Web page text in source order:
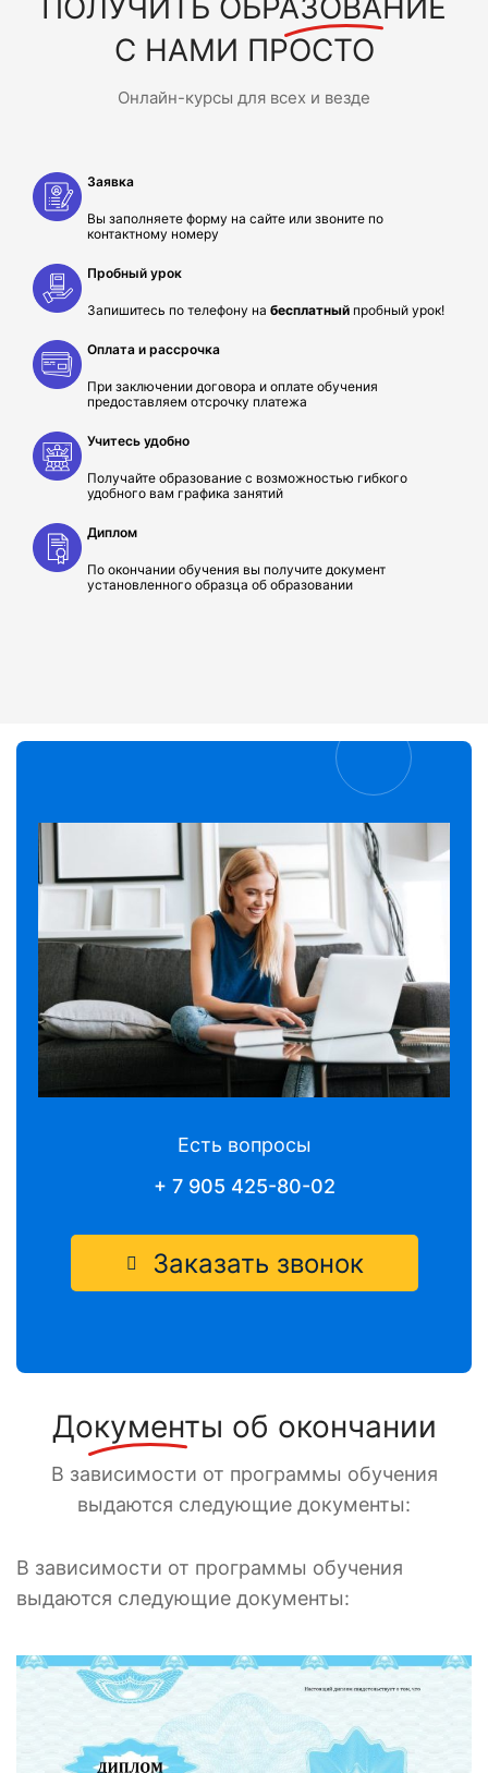
С НАМИ ПРОСТО
Онлайн-курсы для всех и везде
Заявка
Вы заполняете форму на сайте или звоните по
контактному номеру
Пробный урок
Запишитесь по телефону на бесплатный пробный урок!
Оплата и рассрочка
При заключении договора и оплате обучения
предоставляем отсрочку платежа
Учитесь удобно
Получайте образование с возможностью гибкого
удобного вам графика занятий
Диплом
По окончании обучения вы получите документ
установленного образца об образовании
Есть вопросы
+ 7 905 425-80-02
Заказать звонок
Документы об окончании
В зависимости от программы обучения
выдаются следующие документы:
В зависимости от программы обучения
выдаются следующие документы: